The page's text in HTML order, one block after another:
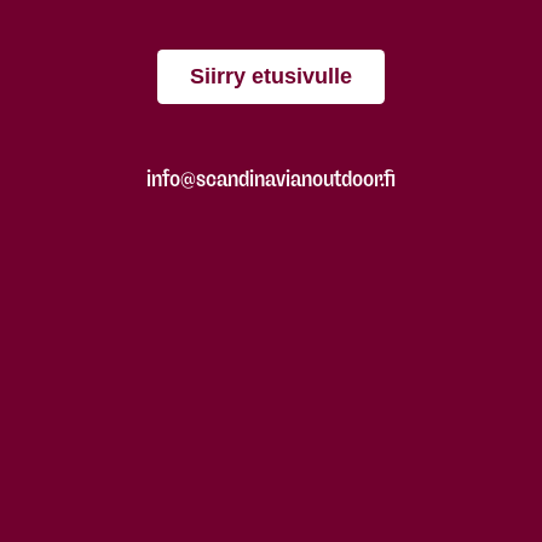
Siirry etusivulle
info@scandinavianoutdoor.fi